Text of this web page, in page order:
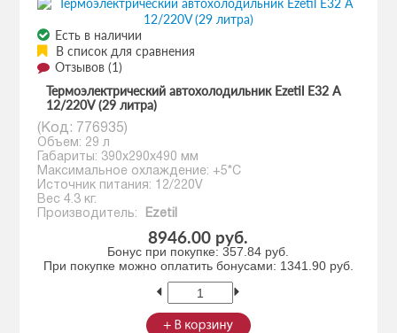
Есть в наличии
В список для сравнения
Отзывов (1)
Термоэлектрический автохолодильник Ezetil E32 A
12/220V (29 литра)
(Код: 776935)
Объем: 29 л
Габариты: 390x290x490 мм
Максимальное охлаждение: +5*С
Источник питания: 12/220V
Вес 4.3 кг.
Производитель:
Ezetil
8946.00 руб.
Бонус при покупке:357.84 руб.
При покупке можно оплатить бонусами: 1341.90 руб.